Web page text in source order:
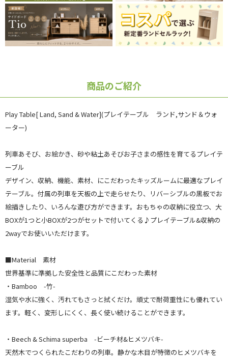
商品のご紹介
Play Table[ Land, Sand & Water](プレイテーブル ランド,サンド＆ウォ
ーター)
列車あそび、お絵かき、砂や粘土あそびお子さまの感性を育てるプレイテ
ーブル
デザイン、収納、機能、素材、にこだわったキッズルームに最適なプレイ
テーブル。付属の列車を天板の上で走らせたり、リバーシブルの黒板でお
絵描きしたり、いろんな遊び方ができます。おもちゃの収納に役立つ、大
BOXが1つと小BOXが2つがセットで付いてくる♪プレイテーブル&収納の
2wayでお使いいただけます。
■Material 素材
世界基準に準拠した安全性と品質にこだわった素材
・Bamboo -竹-
湿気や水に強く、汚れてもさっと拭くだけ。頑丈で耐荷重性にも優れてい
ます。軽く、変形しにくく、長く使い続けることができます。
・Beech & Schima superba -ビーチ材&ヒメツバキ-
天然木でつくられたこだわりの列車。静かな木目が特徴のヒメツバキを